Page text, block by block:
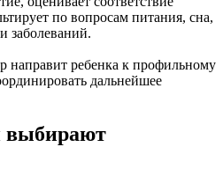
по вопросам питания, сна,
заболеваний.
направит ребенка к профильному
дальнейшее
выбирают